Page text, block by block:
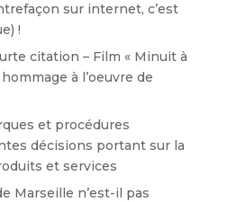
sur internet, c’est
!
citation – Film « Minuit à
à l’oeuvre de
et procédures
décisions portant sur la
et services
Marseille n’est-il pas